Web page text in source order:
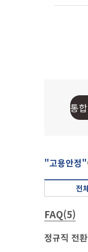
"고용안정"
전
FAQ(5)
정규직 전